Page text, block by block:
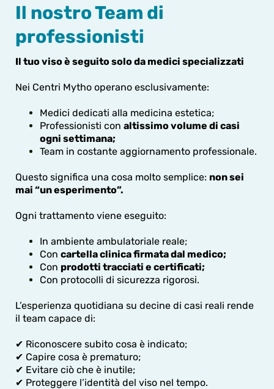
Il nostro Team di
professionisti
Il tuo viso è seguito solo da medici specializzati
Nei Centri Mytho operano esclusivamente:
Medici dedicati alla medicina estetica;
Professionisti con altissimo volume di casi
ogni settimana;
Team in costante aggiornamento professionale.
Questo significa una cosa molto semplice: non sei
mai “un esperimento”.
Ogni trattamento viene eseguito:
In ambiente ambulatoriale reale;
Con cartella clinica firmata dal medico;
Con prodotti tracciati e certificati;
Con protocolli di sicurezza rigorosi.
L’esperienza quotidiana su decine di casi reali rende
il team capace di:
✔ Riconoscere subito cosa è indicato;
✔ Capire cosa è prematuro;
✔ Evitare ciò che è inutile;
✔ Proteggere l’identità del viso nel tempo.